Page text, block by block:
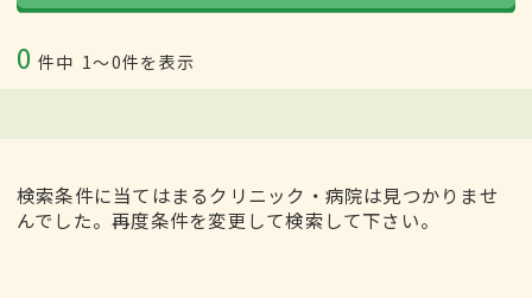
0 件中 1〜0件を表示
検索条件に当てはまるクリニック・病院は見つかりませ
んでした。再度条件を変更して検索して下さい。